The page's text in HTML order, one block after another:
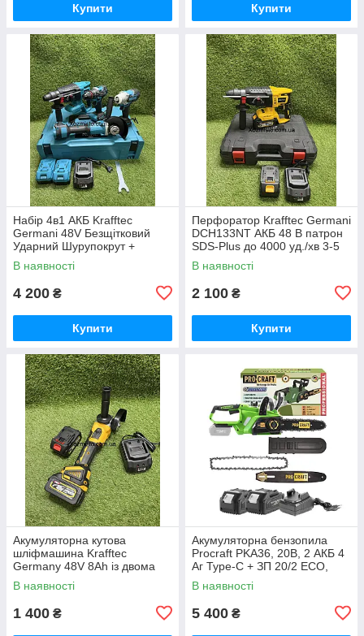
Купити Купити
Набір 4в1 АКБ Krafftec
Germani 48V Безщітковий
Ударний Шурупокрут +
Перфоратор + Болгарка +
Гайковерт Набір 4в1
В наявності
4 200 ₴
Купити
Перфоратор Krafftec Germani
DCH133NT АКБ 48 В патрон
SDS-Plus до 4000 уд./хв 3-5
Дж
В наявності
2 100 ₴
Купити
Акумуляторна кутова
шліфмашина Krafftec
Germany 48V 8Ah із двома
акумуляторами безщітковим
двигуном диском 125 мм БЕЗ
В наявності
1 400 ₴
Акумуляторна бензопила
Procraft PKA36, 20В, 2 АКБ 4
Аг Type-C + ЗП 20/2 ECO,
шина 250 мм Німеччина
В наявності
5 400 ₴